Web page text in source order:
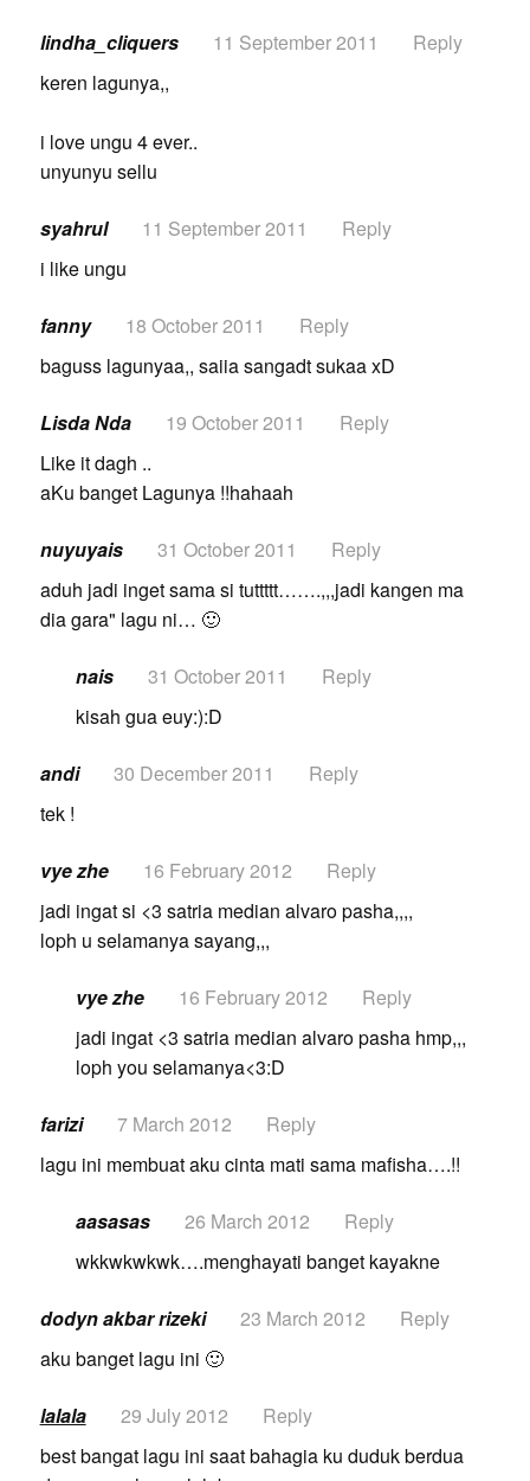
lindha_cliquers 11 September 2011
Reply
keren lagunya,,
i love ungu 4 ever..
unyunyu sellu
syahrul 11 September 2011
Reply
i like ungu
fanny 18 October 2011
Reply
baguss lagunyaa,, saiia sangadt sukaa xD
Lisda Nda 19 October 2011
Reply
Like it dagh ..
aKu banget Lagunya !!hahaah
nuyuyais 31 October 2011
Reply
aduh jadi inget sama si tuttttt…….,,,jadi kangen ma
dia gara" lagu ni… 🙂
nais 31 October 2011
Reply
kisah gua euy:):D
andi 30 December 2011
Reply
tek !
vye zhe 16 February 2012
Reply
jadi ingat si <3 satria median alvaro pasha,,,,
loph u selamanya sayang,,,
vye zhe 16 February 2012
Reply
jadi ingat <3 satria median alvaro pasha hmp,,,
loph you selamanya<3:D
farizi 7 March 2012
Reply
lagu ini membuat aku cinta mati sama mafisha….!!
aasasas 26 March 2012
Reply
wkkwkwkwk….menghayati banget kayakne
dodyn akbar rizeki 23 March 2012
Reply
aku banget lagu ini 🙂
lalala 29 July 2012
Reply
best bangat lagu ini saat bahagia ku duduk berdua